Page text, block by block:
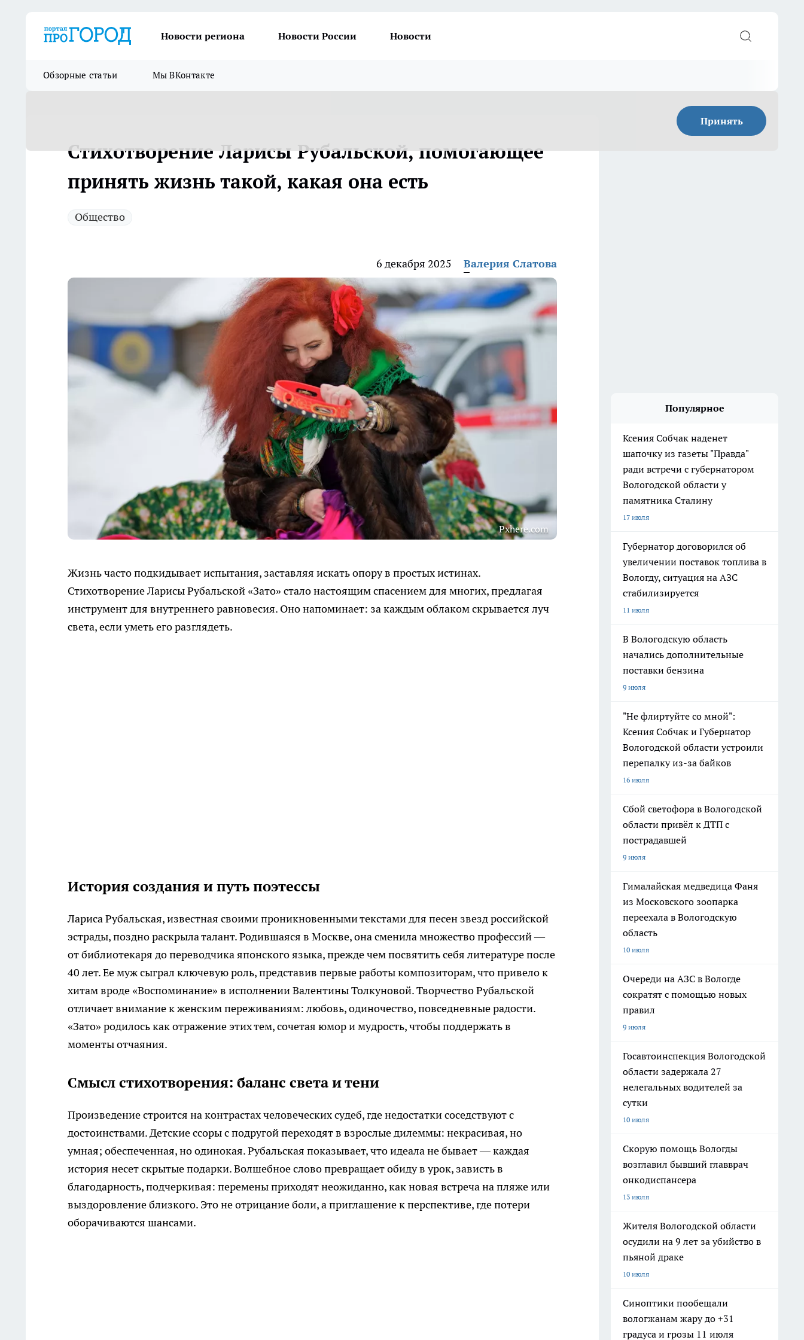
Новости региона Новости России Новости
Обзорные статьи Мы ВКонтакте
Принять
Стихотворение Ларисы Рубальской, помогающее
принять жизнь такой, какая она есть
Общество
6 декабря 2025 Валерия Слатова
Pxhere.com
Жизнь часто подкидывает испытания, заставляя искать опору в простых истинах.
Стихотворение Ларисы Рубальской «Зато» стало настоящим спасением для многих, предлагая
инструмент для внутреннего равновесия. Оно напоминает: за каждым облаком скрывается луч
света, если уметь его разглядеть.​
История создания и путь поэтессы
Лариса Рубальская, известная своими проникновенными текстами для песен звезд российской
эстрады, поздно раскрыла талант. Родившаяся в Москве, она сменила множество профессий —
от библиотекаря до переводчика японского языка, прежде чем посвятить себя литературе после
40 лет. Ее муж сыграл ключевую роль, представив первые работы композиторам, что привело к
хитам вроде «Воспоминание» в исполнении Валентины Толкуновой. Творчество Рубальской
отличает внимание к женским переживаниям: любовь, одиночество, повседневные радости.
«Зато» родилось как отражение этих тем, сочетая юмор и мудрость, чтобы поддержать в
моменты отчаяния.​
Смысл стихотворения: баланс света и тени
Произведение строится на контрастах человеческих судеб, где недостатки соседствуют с
достоинствами. Детские ссоры с подругой переходят в взрослые дилеммы: некрасивая, но
умная; обеспеченная, но одинокая. Рубальская показывает, что идеала не бывает — каждая
история несет скрытые подарки. Волшебное слово превращает обиду в урок, зависть в
благодарность, подчеркивая: перемены приходят неожиданно, как новая встреча на пляже или
выздоровление близкого. Это не отрицание боли, а приглашение к перспективе, где потери
оборачиваются шансами.​
Популярное
Ксения Собчак наденет
шапочку из газеты "Правда"
ради встречи с губернатором
Вологодской области у
памятника Сталину
17 июля
Губернатор договорился об
увеличении поставок топлива в
Вологду, ситуация на АЗС
стабилизируется
11 июля
В Вологодскую область
начались дополнительные
поставки бензина
9 июля
"Не флиртуйте со мной":
Ксения Собчак и Губернатор
Вологодской области устроили
перепалку из-за байков
16 июля
Сбой светофора в Вологодской
области привёл к ДТП с
пострадавшей
9 июля
Гималайская медведица Фаня
из Московского зоопарка
переехала в Вологодскую
область
10 июля
Очереди на АЗС в Вологде
сократят с помощью новых
правил
9 июля
Госавтоинспекция Вологодской
области задержала 27
нелегальных водителей за
сутки
10 июля
Скорую помощь Вологды
возглавил бывший главврач
онкодиспансера
13 июля
Жителя Вологодской области
осудили на 9 лет за убийство в
пьяной драке
10 июля
Синоптики пообещали
вологжанам жару до +31
градуса и грозы 11 июля